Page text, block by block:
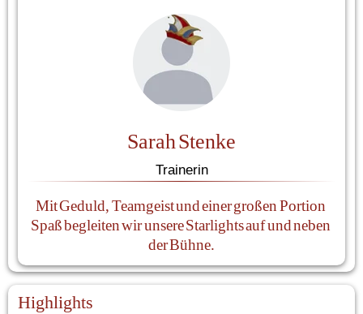
Sarah Stenke
Trainerin
Mit Geduld, Teamgeist und einer großen Portion
Spaß begleiten wir unsere Starlights auf und neben
der Bühne.
Highlights